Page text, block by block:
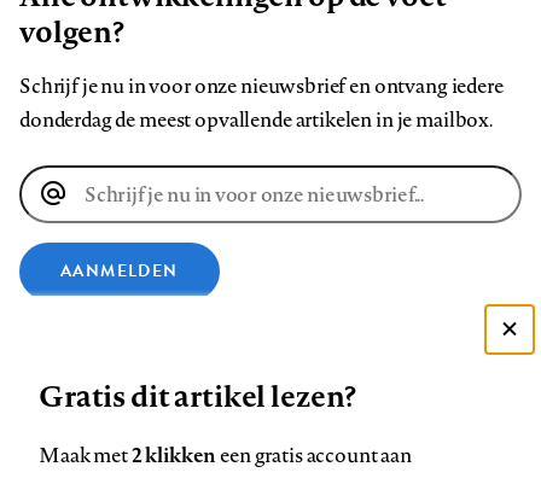
volgen?
Schrijf je nu in voor onze nieuwsbrief en ontvang iedere
donderdag de meest opvallende artikelen in je mailbox.
E-
mailadres
AANMELDEN
ons
ons
ons
ons
ons
ons
Zie onze cookie policy
Gratis dit artikel lezen?
Maak met2 klikkeneen gratis account aan